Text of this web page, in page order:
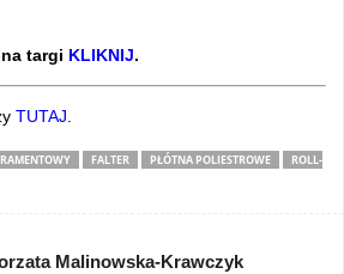
targi KLIKNIJ.
TUTAJ.
FALTER PŁÓTNA POLIESTROWE
ROLL-
Malinowska-Krawczyk